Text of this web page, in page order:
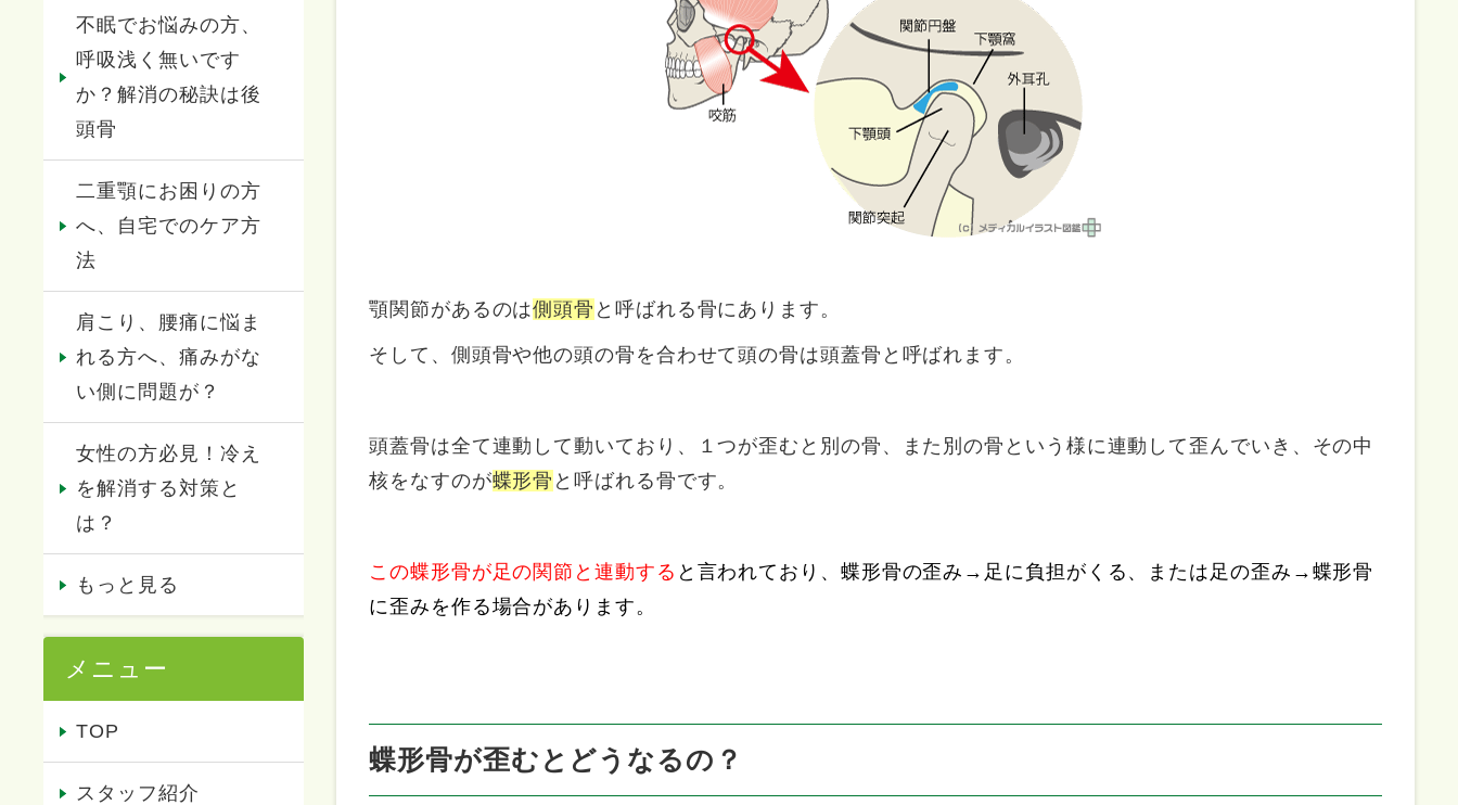
顎関節があるのは側頭骨 と呼ばれる骨にあります。
そして、側頭骨や他の頭の骨を合わせて頭の骨は頭蓋骨と呼ばれます。
頭蓋骨は全て連動して動いており、１つが歪むと別の骨、また別の骨という様に連動して歪んでいき、その中
核をなすのが蝶形骨 と呼ばれる骨です。
この蝶形骨が足の関節と連動する と言われており、蝶形骨の歪み→足に負担がくる、または足の歪み→蝶形骨
に歪みを作る場合があります。
蝶形骨が歪むとどうなるの？
不眠でお悩みの方、
呼吸浅く無いです
か？解消の秘訣は後
頭骨
二重顎にお困りの方
へ、自宅でのケア方
法
肩こり、腰痛に悩ま
れる方へ、痛みがな
い側に問題が？
女性の方必見！冷え
を解消する対策と
は？
もっと見る
メニュー
TOP
スタッフ紹介